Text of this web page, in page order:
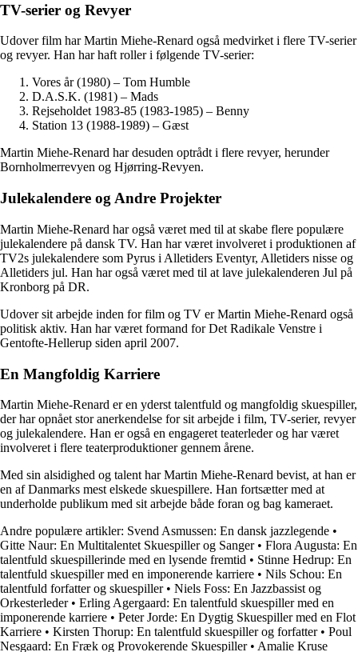
TV-serier og Revyer
Udover film har Martin Miehe-Renard også medvirket i flere TV-serier
og revyer. Han har haft roller i følgende TV-serier:
Vores år (1980) – Tom Humble
D.A.S.K. (1981) – Mads
Rejseholdet 1983-85 (1983-1985) – Benny
Station 13 (1988-1989) – Gæst
Martin Miehe-Renard har desuden optrådt i flere revyer, herunder
Bornholmerrevyen og Hjørring-Revyen.
Julekalendere og Andre Projekter
Martin Miehe-Renard har også været med til at skabe flere populære
julekalendere på dansk TV. Han har været involveret i produktionen af
TV2s julekalendere som Pyrus i Alletiders Eventyr, Alletiders nisse og
Alletiders jul. Han har også været med til at lave julekalenderen Jul på
Kronborg på DR.
Udover sit arbejde inden for film og TV er Martin Miehe-Renard også
politisk aktiv. Han har været formand for Det Radikale Venstre i
Gentofte-Hellerup siden april 2007.
En Mangfoldig Karriere
Martin Miehe-Renard er en yderst talentfuld og mangfoldig skuespiller,
der har opnået stor anerkendelse for sit arbejde i film, TV-serier, revyer
og julekalendere. Han er også en engageret teaterleder og har været
involveret i flere teaterproduktioner gennem årene.
Med sin alsidighed og talent har Martin Miehe-Renard bevist, at han er
en af Danmarks mest elskede skuespillere. Han fortsætter med at
underholde publikum med sit arbejde både foran og bag kameraet.
Andre populære artikler: Svend Asmussen: En dansk jazzlegende •
Gitte Naur: En Multitalentet Skuespiller og Sanger• Flora Augusta: En
talentfuld skuespillerinde med en lysende fremtid • Stinne Hedrup: En
talentfuld skuespiller med en imponerende karriere • Nils Schou: En
talentfuld forfatter og skuespiller• Niels Foss: En Jazzbassist og
Orkesterleder• Erling Agergaard: En talentfuld skuespiller med en
imponerende karriere • Peter Jorde: En Dygtig Skuespiller med en Flot
Karriere • Kirsten Thorup: En talentfuld skuespiller og forfatter• Poul
Nesgaard: En Fræk og Provokerende Skuespiller• Amalie Kruse